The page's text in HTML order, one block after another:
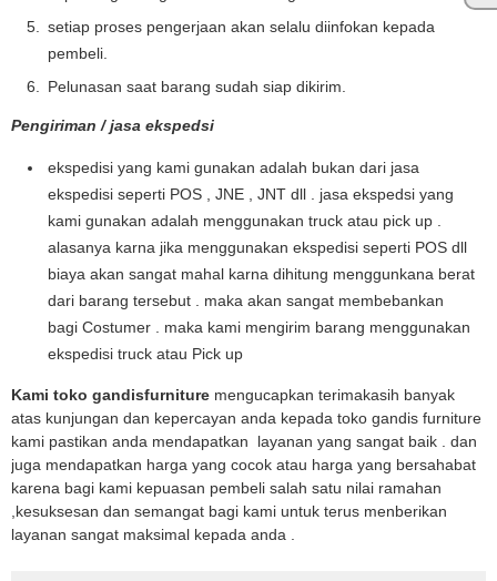
setiap proses pengerjaan akan selalu diinfokan kepada
pembeli.
Pelunasan saat barang sudah siap dikirim.
Pengiriman / jasa ekspedsi
ekspedisi yang kami gunakan adalah bukan dari jasa
ekspedisi seperti POS , JNE , JNT dll . jasa ekspedsi yang
kami gunakan adalah menggunakan truck atau pick up .
alasanya karna jika menggunakan ekspedisi seperti POS dll
biaya akan sangat mahal karna dihitung menggunkana berat
dari barang tersebut . maka akan sangat membebankan
bagi Costumer . maka kami mengirim barang menggunakan
ekspedisi truck atau Pick up
Kami toko gandisfurniture mengucapkan terimakasih banyak
atas kunjungan dan kepercayan anda kepada toko gandis furniture
kami pastikan anda mendapatkan layanan yang sangat baik . dan
juga mendapatkan harga yang cocok atau harga yang bersahabat
karena bagi kami kepuasan pembeli salah satu nilai ramahan
,kesuksesan dan semangat bagi kami untuk terus menberikan
layanan sangat maksimal kepada anda .